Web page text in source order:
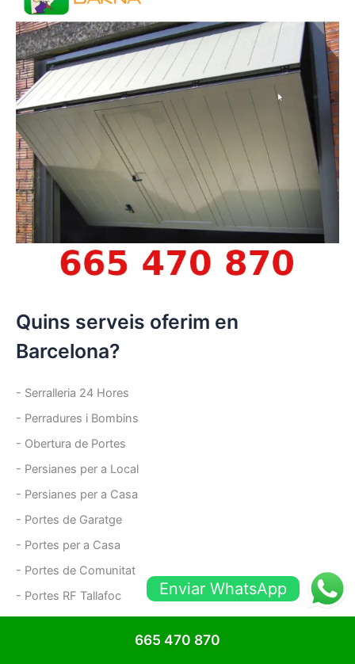
Quins serveis oferim en
Barcelona?
- Serralleria 24 Hores
- Perradures i Bombins
- Obertura de Portes
- Persianes per a Local
- Persianes per a Casa
- Portes de Garatge
- Portes per a Casa
- Portes de Comunitat
- Portes RF Tallafoc
- Portes Trasters
Enviar WhatsApp
665 470 870